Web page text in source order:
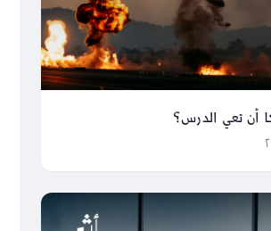
أن تعي الدرس؟